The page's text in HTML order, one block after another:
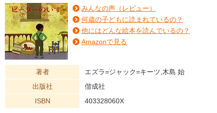
みんなの声（レビュー）
何歳の子どもに読まれているの？
他にはどんな絵本を読んでいるの？
Amazonで見る
著者
エズラ=ジャック=キーツ,木島 始
出版社
偕成社
ISBN
403328060X